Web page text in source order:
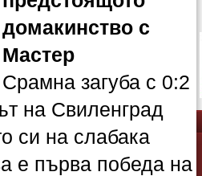
домакинство с
Мастер
Срамна загуба с 0:2
на Свиленград
си на слабака
е първа победа на